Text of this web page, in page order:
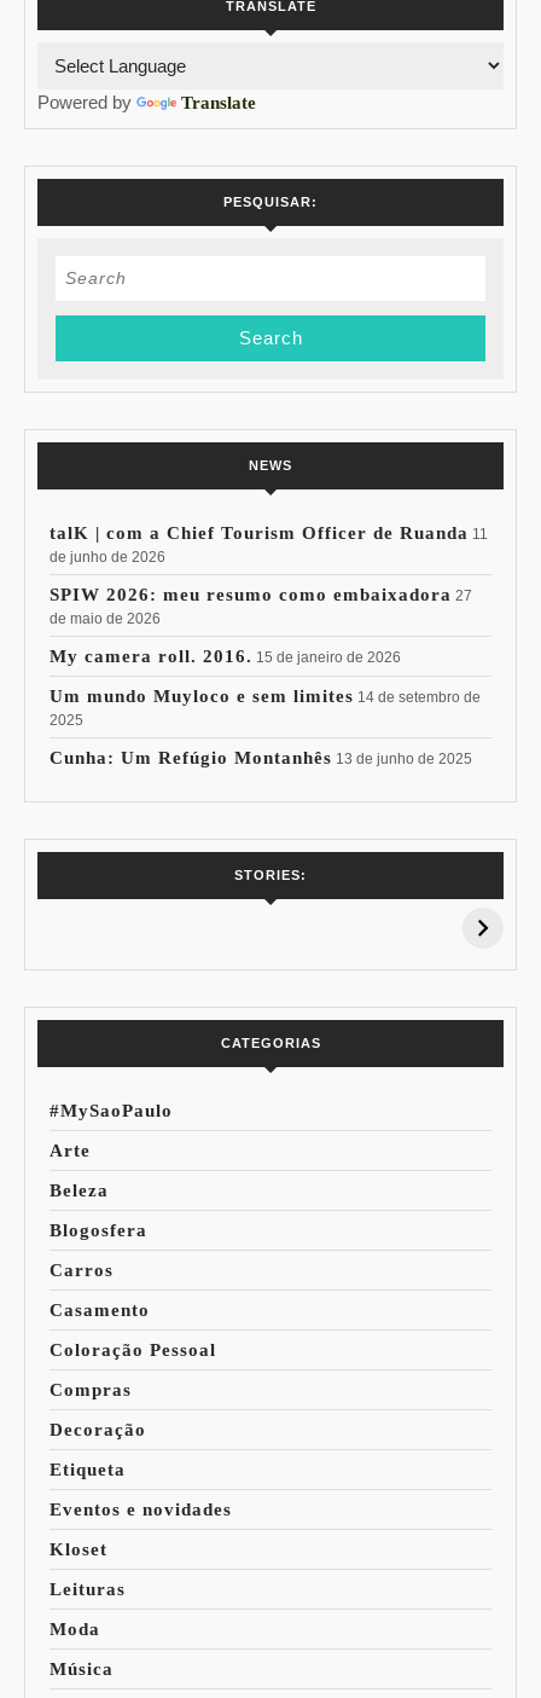
TRANSLATE
Powered by Translate
PESQUISAR:
Search
NEWS
talK | com a Chief Tourism Officer de Ruanda 11
de junho de 2026
SPIW 2026: meu resumo como embaixadora 27
de maio de 2026
My camera roll. 2016. 15 de janeiro de 2026
Um mundo Muyloco e sem limites 14 de setembro de
2025
Cunha: Um Refúgio Montanhês 13 de junho de 2025
STORIES:
15% de
Pessoal: Os
CATEGORIAS
#MySaoPaulo
Arte
Beleza
Blogosfera
Carros
Casamento
Coloração Pessoal
Compras
Decoração
Etiqueta
Eventos e novidades
Kloset
Leituras
Moda
Música